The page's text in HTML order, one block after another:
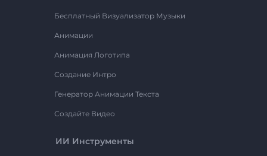
Бесплатный Визуализатор Музыки
Анимации
Анимация Логотипа
Создание Интро
Генератор Анимации Текста
Создайте Видео
ИИ Инструменты